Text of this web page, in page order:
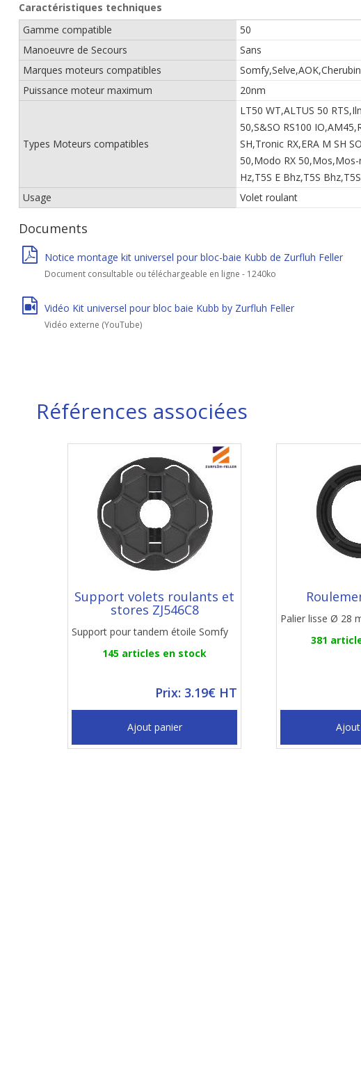
Caractéristiques techniques
Gamme compatible
50
Manoeuvre de Secours
Sans
Marques moteurs compatibles
Puissance moteur maximum
20nm
Types Moteurs compatibles
LT50 WT,ALTUS 50
50,S&SO RS100
SH,Tronic RX,ERA M SH
50,Modo RX 50,Mos,Mos-
Hz,T5S E Bhz,T5S
Usage
Volet roulant
Documents
Notice montage kit universel pour bloc-baie Kubb de Zurfluh Feller
Document consultable ou téléchargeable en ligne - 1240ko
Vidéo Kit universel pour bloc baie Kubb by Zurfluh Feller
Vidéo externe (YouTube)
Références associées
Support volets roulants et
stores ZJ546C8
Support pour tandem étoile Somfy
145 articles en stock
Prix: 3.19€ HT
Ajout panier
Palier lisse Ø 28
381